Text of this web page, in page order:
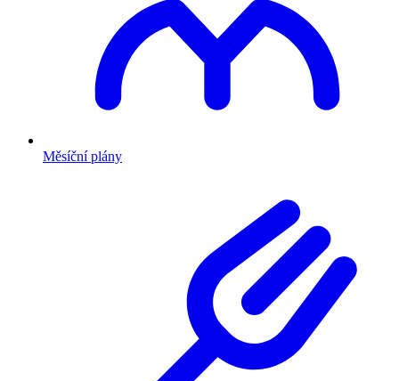
Měsíční plány